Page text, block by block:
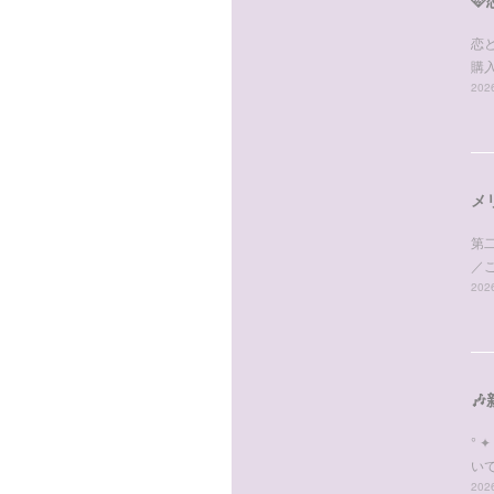
恋
購
メ
第
／
🎶
° ✦
い